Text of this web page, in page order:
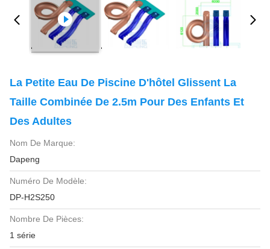
La Petite Eau De Piscine D'hôtel Glissent La
Taille Combinée De 2.5m Pour Des Enfants Et
Des Adultes
Nom De Marque:
Dapeng
Numéro De Modèle:
DP-H2S250
Nombre De Pièces:
1 série